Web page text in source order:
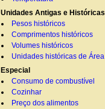
Unidades Antigas e Históricas
Pesos históricos
Comprimentos históricos
Volumes históricos
Unidades históricas de Área
Especial
Consumo de combustível
Cozinhar
Preço dos alimentos